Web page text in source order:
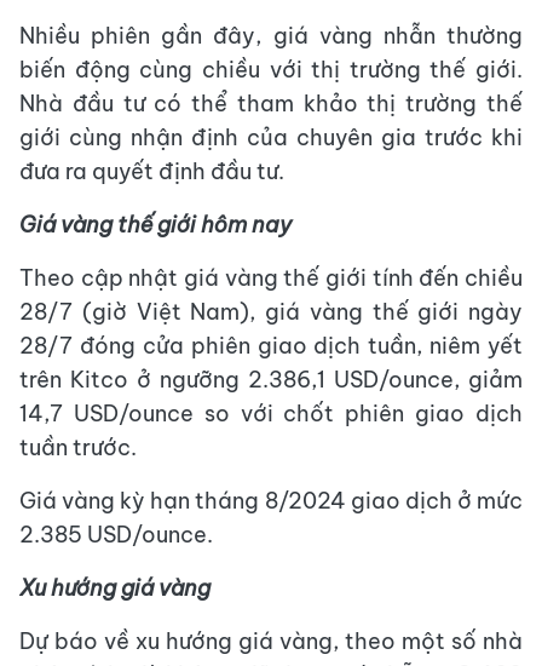
Nhiều phiên gần đây, giá vàng nhẫn thường
biến động cùng chiều với thị trường thế giới.
Nhà đầu tư có thể tham khảo thị trường thế
giới cùng nhận định của chuyên gia trước khi
đưa ra quyết định đầu tư.
Giá vàng thế giới hôm nay
Theo cập nhật giá vàng thế giới tính đến chiều
28/7 (giờ Việt Nam), giá vàng thế giới ngày
28/7 đóng cửa phiên giao dịch tuần, niêm yết
trên Kitco ở ngưỡng 2.386,1 USD/ounce, giảm
14,7 USD/ounce so với chốt phiên giao dịch
tuần trước.
Giá vàng kỳ hạn tháng 8/2024 giao dịch ở mức
2.385 USD/ounce.
Xu hướng giá vàng
Dự báo về xu hướng giá vàng, theo một số nhà